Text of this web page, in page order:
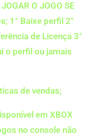
O JOGO SE
1° Baixe perfil 2°
de Licença 3°
o perfil ou jamais
de vendas;
em XBOX
no console não